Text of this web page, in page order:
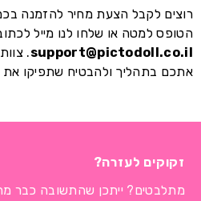
רוצים לקבל הצעת מחיר להזמנה
הטופס למטה או שלחו לנו מייל
support@pictodoll.co.il
אתכם בתהליך ולהבטיח שתפיקו
זקוקים לעזרה?
מתלבטים? ייתכן שהתשובה כבר